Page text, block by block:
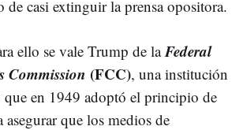
casi extinguir la prensa opositora.
ello se vale Trump de laFederal
Commission (FCC), una institución
que en 1949 adoptó el principio de
que los medios de